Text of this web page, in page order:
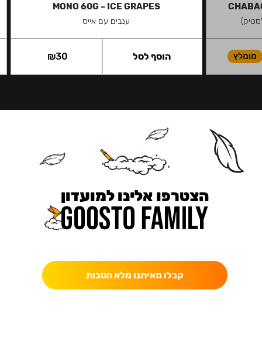
מומלץ
MONO 60G – ICE GRAPES
ענבים עם אייס
₪30 הוסף לסל
הצטרפו אלינו למועדון
קבלו מאיתנו מלא הטבות